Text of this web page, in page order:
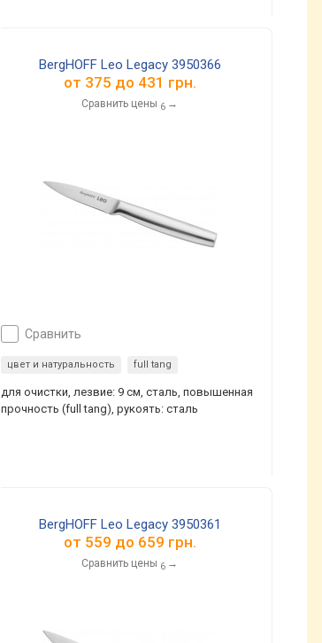
BergHOFF Leo Legacy 3950366
от 375 до 431 грн.
Сравнить цены 6 →
сравнить
цвет и натуральность full tang
для очистки, лезвие: 9 см, сталь, повышенная
прочность (full tang), рукоять: сталь
BergHOFF Leo Legacy 3950361
от 559 до 659 грн.
Сравнить цены 6 →